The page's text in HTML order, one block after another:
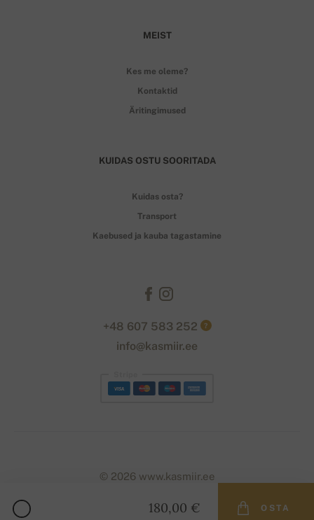
180,00 € OSTA
MEIST
Kes me oleme?
Kontaktid
Äritingimused
KUIDAS OSTU SOORITADA
Kuidas osta?
Transport
Kaebused ja kauba tagastamine
+48 607 583 252 ?
info@kasmiir.ee
© 2026 www.kasmiir.ee
naum. | Powered by Simplia.cz.